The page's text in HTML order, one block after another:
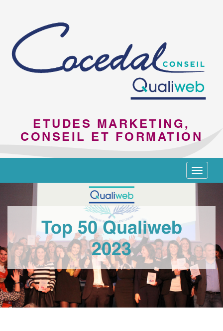
ETUDES MARKETING,
CONSEIL ET FORMATION
Toggle
Top 50 Qualiweb
2023